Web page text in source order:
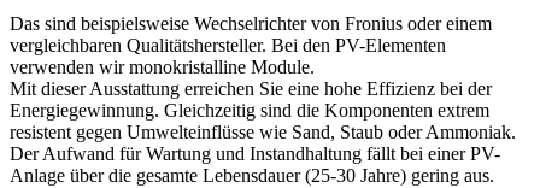
Das sind beispielsweise Wechselrichter von Fronius oder einem
vergleichbaren Qualitätshersteller. Bei den PV-Elementen
verwenden wir monokristalline Module.
Mit dieser Ausstattung erreichen Sie eine hohe Effizienz bei der
Energiegewinnung. Gleichzeitig sind die Komponenten extrem
resistent gegen Umwelteinflüsse wie Sand, Staub oder Ammoniak.
Der Aufwand für Wartung und Instandhaltung fällt bei einer PV-
Anlage über die gesamte Lebensdauer (25-30 Jahre) gering aus.